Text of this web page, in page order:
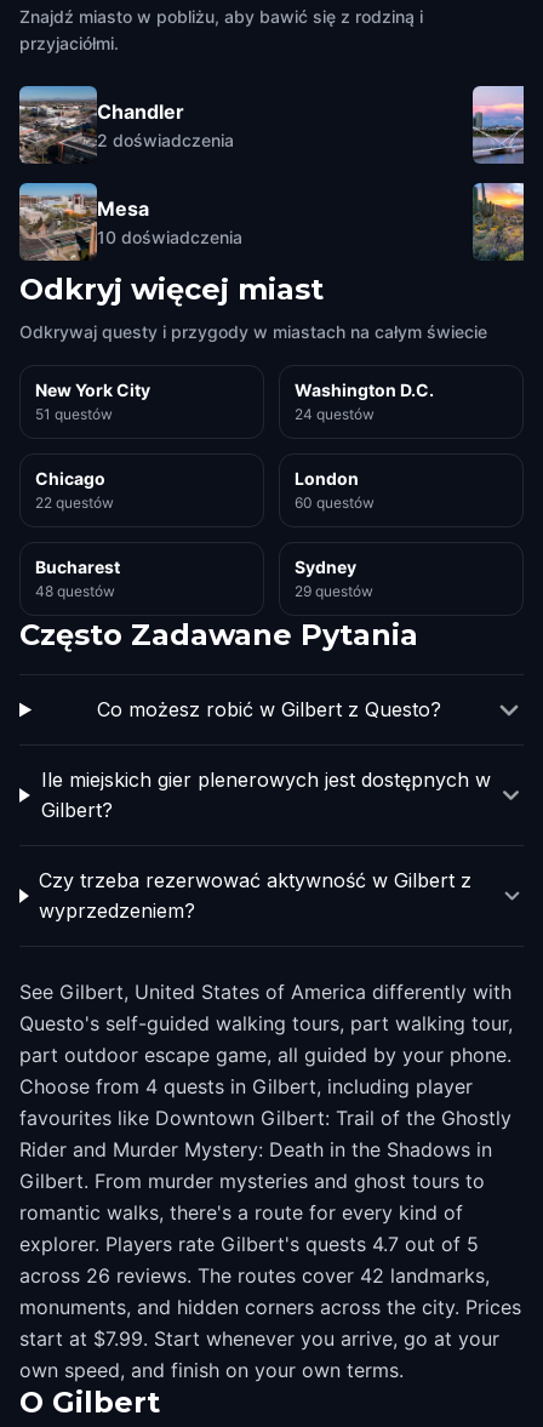
Znajdź miasto w pobliżu, aby bawić się z rodziną i
przyjaciółmi.
Chandler
2 doświadczenia
Mesa
10 doświadczenia
Odkryj więcej miast
Odkrywaj questy i przygody w miastach na całym świecie
New York City
51 questów
Washington D.C.
24 questów
Chicago
22 questów
London
60 questów
Bucharest
48 questów
Sydney
29 questów
Często Zadawane Pytania
Co możesz robić w Gilbert z Questo?
Ile miejskich gier plenerowych jest dostępnych w
Gilbert?
Czy trzeba rezerwować aktywność w Gilbert z
wyprzedzeniem?
See Gilbert, United States of America differently with
Questo's self-guided walking tours, part walking tour,
part outdoor escape game, all guided by your phone.
Choose from 4 quests in Gilbert, including player
favourites like Downtown Gilbert: Trail of the Ghostly
Rider and Murder Mystery: Death in the Shadows in
Gilbert. From murder mysteries and ghost tours to
romantic walks, there's a route for every kind of
explorer. Players rate Gilbert's quests 4.7 out of 5
across 26 reviews. The routes cover 42 landmarks,
monuments, and hidden corners across the city. Prices
start at $7.99. Start whenever you arrive, go at your
own speed, and finish on your own terms.
O Gilbert